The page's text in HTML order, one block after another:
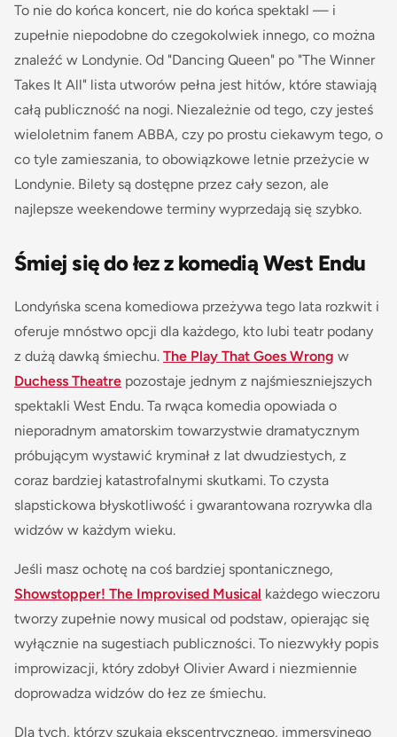
To nie do końca koncert, nie do końca spektakl — i
zupełnie niepodobne do czegokolwiek innego, co można
znaleźć w Londynie. Od "Dancing Queen" po "The Winner
Takes It All" lista utworów pełna jest hitów, które stawiają
całą publiczność na nogi. Niezależnie od tego, czy jesteś
wieloletnim fanem ABBA, czy po prostu ciekawym tego, o
co tyle zamieszania, to obowiązkowe letnie przeżycie w
Londynie. Bilety są dostępne przez cały sezon, ale
najlepsze weekendowe terminy wyprzedają się szybko.
Śmiej się do łez z komedią West Endu
Londyńska scena komediowa przeżywa tego lata rozkwit i
oferuje mnóstwo opcji dla każdego, kto lubi teatr podany
z dużą dawką śmiechu. The Play That Goes Wrong w
Duchess Theatre pozostaje jednym z najśmieszniejszych
spektakli West Endu. Ta rwąca komedia opowiada o
nieporadnym amatorskim towarzystwie dramatycznym
próbującym wystawić kryminał z lat dwudziestych, z
coraz bardziej katastrofalnymi skutkami. To czysta
slapstickowa błyskotliwość i gwarantowana rozrywka dla
widzów w każdym wieku.
Jeśli masz ochotę na coś bardziej spontanicznego,
Showstopper! The Improvised Musical każdego wieczoru
tworzy zupełnie nowy musical od podstaw, opierając się
wyłącznie na sugestiach publiczności. To niezwykły popis
improwizacji, który zdobył Olivier Award i niezmiennie
doprowadza widzów do łez ze śmiechu.
Dla tych, którzy szukają ekscentrycznego, immersyjnego